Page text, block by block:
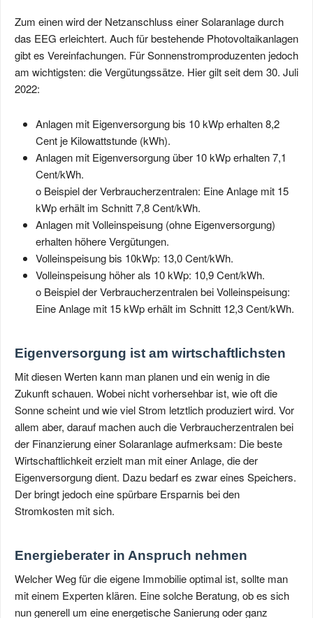
Zum einen wird der Netzanschluss einer Solaranlage durch
das EEG erleichtert. Auch für bestehende Photovoltaikanlagen
gibt es Vereinfachungen. Für Sonnenstromproduzenten jedoch
am wichtigsten: die Vergütungssätze. Hier gilt seit dem 30. Juli
2022:
Anlagen mit Eigenversorgung bis 10 kWp erhalten 8,2
Cent je Kilowattstunde (kWh).
Anlagen mit Eigenversorgung über 10 kWp erhalten 7,1
Cent/kWh.
o Beispiel der Verbraucherzentralen: Eine Anlage mit 15
kWp erhält im Schnitt 7,8 Cent/kWh.
Anlagen mit Volleinspeisung (ohne Eigenversorgung)
erhalten höhere Vergütungen.
Volleinspeisung bis 10kWp: 13,0 Cent/kWh.
Volleinspeisung höher als 10 kWp: 10,9 Cent/kWh.
o Beispiel der Verbraucherzentralen bei Volleinspeisung:
Eine Anlage mit 15 kWp erhält im Schnitt 12,3 Cent/kWh.
Eigenversorgung ist am wirtschaftlichsten
Mit diesen Werten kann man planen und ein wenig in die
Zukunft schauen. Wobei nicht vorhersehbar ist, wie oft die
Sonne scheint und wie viel Strom letztlich produziert wird. Vor
allem aber, darauf machen auch die Verbraucherzentralen bei
der Finanzierung einer Solaranlage aufmerksam: Die beste
Wirtschaftlichkeit erzielt man mit einer Anlage, die der
Eigenversorgung dient. Dazu bedarf es zwar eines Speichers.
Der bringt jedoch eine spürbare Ersparnis bei den
Stromkosten mit sich.
Energieberater in Anspruch nehmen
Welcher Weg für die eigene Immobilie optimal ist, sollte man
mit einem Experten klären. Eine solche Beratung, ob es sich
nun generell um eine energetische Sanierung oder ganz